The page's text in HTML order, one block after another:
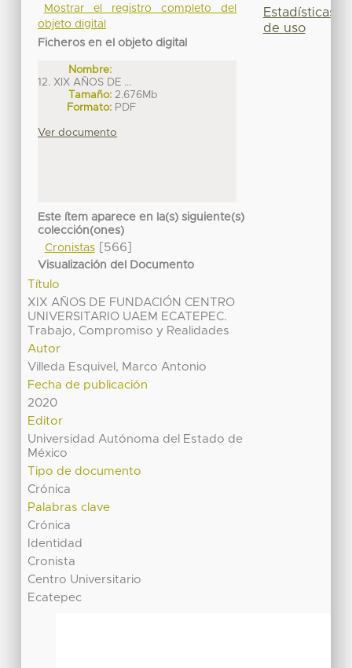
Mostrar el registro completo del
objeto digital
Ficheros en el objeto digital
Nombre:
12. XIX AÑOS DE ...
Tamaño: 2.676Mb
Formato: PDF
Ver documento
Este ítem aparece en la(s) siguiente(s)
colección(ones)
Cronistas[566]
Visualización del Documento
Título
XIX AÑOS DE FUNDACIÓN CENTRO
UNIVERSITARIO UAEM ECATEPEC.
Trabajo, Compromiso y Realidades
Autor
Villeda Esquivel, Marco Antonio
Fecha de publicación
2020
Editor
Universidad Autónoma del Estado de
México
Tipo de documento
Crónica
Palabras clave
Crónica
Identidad
Cronista
Centro Universitario
Ecatepec
Estadísticas
de uso